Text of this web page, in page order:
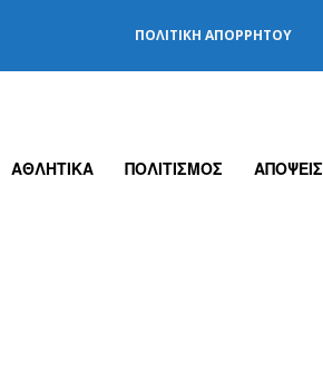
ΠΟΛΙΤΙΚΉ ΑΠΟΡΡΉΤΟΥ
ΑΘΛΗΤΙΚΑ ΠΟΛΙΤΙΣΜΟΣ ΑΠΟΨΕΙΣ